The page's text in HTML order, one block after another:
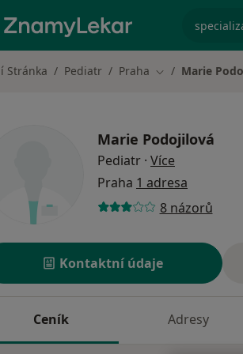
Stránka Pediatr Praha Změna města
Marie
Marie Podojilová
Pediatr · Více
Praha 1 adresa
8 názorů
Kontaktní údaje
Ceník Adresy